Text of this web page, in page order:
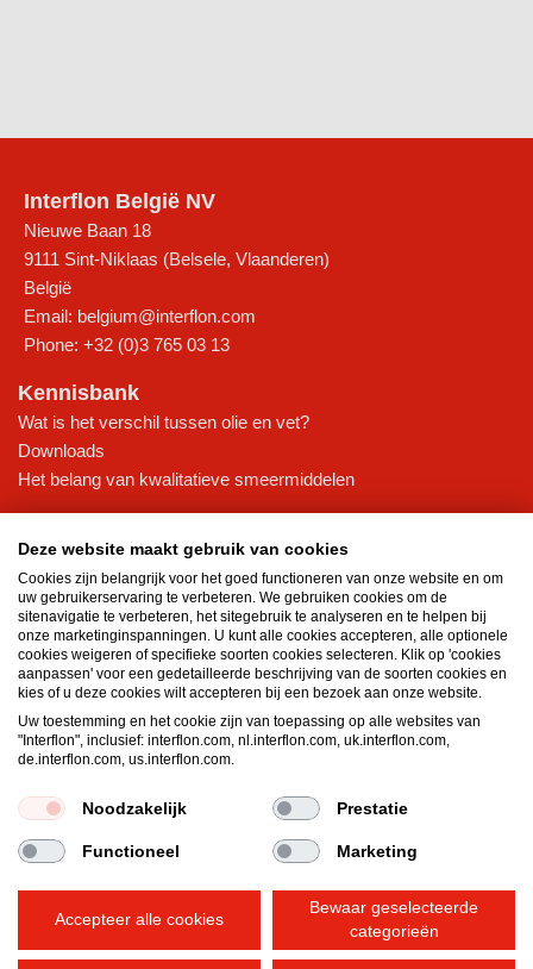
Interflon België NV
Nieuwe Baan 18
9111 Sint-Niklaas (Belsele, Vlaanderen)
België
Email: belgium@interflon.com
Phone: +32 (0)3 765 03 13
Kennisbank
Wat is het verschil tussen olie en vet?
Downloads
Het belang van kwalitatieve smeermiddelen
Pneumatische olie
Hydraulische olie
Droge smeerolie
Transmissieolie
Aerosols
Interflon Vetten
Hittebestendig vet
Lagetemperatuurvet
Algemene voorwaarden
Privacyverklaring
Wettelijke vermeldingen
Cookiebeleid
Hallo! Hoe kunnen we u vandaag helpen?
Deze website maakt gebruik van cookies
Cookies zijn belangrijk voor het goed functioneren van onze website en om
uw gebruikerservaring te verbeteren. We gebruiken cookies om de
sitenavigatie te verbeteren, het sitegebruik te analyseren en te helpen bij
onze marketinginspanningen. U kunt alle cookies accepteren, alle optionele
cookies weigeren of specifieke soorten cookies selecteren. Klik op 'cookies
aanpassen' voor een gedetailleerde beschrijving van de soorten cookies en
kies of u deze cookies wilt accepteren bij een bezoek aan onze website.
Uw toestemming en het cookie zijn van toepassing op alle websites van
"Interflon", inclusief: interflon.com, nl.interflon.com, uk.interflon.com,
de.interflon.com, us.interflon.com.
Noodzakelijk Prestatie
Functioneel Marketing
Accepteer alle cookies
Bewaar geselecteerde
categorieën